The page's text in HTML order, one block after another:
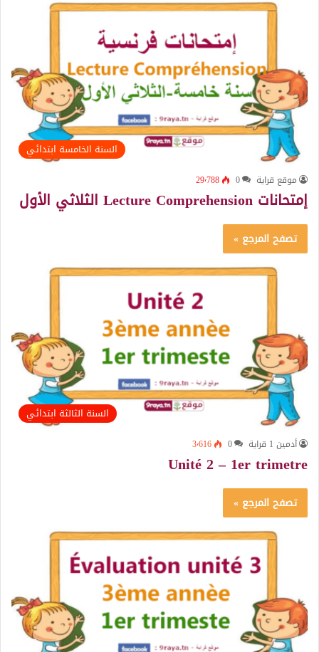
السنة الخامسة ابتدائي
موقع قراية 0 29٬788
إمتحانات Lecture Comprehension الثلاثي الأول
تصفح المرجع »
السنة الثالثة ابتدائي
أدمين 1 قراية 0 3٬616
Unité 2 – 1er trimetre
تصفح المرجع »